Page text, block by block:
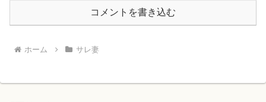
コメントを書き込む
ホーム サレ妻